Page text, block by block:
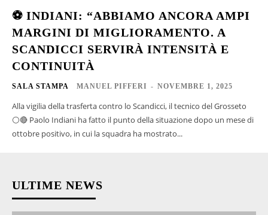
⚽ INDIANI: “ABBIAMO ANCORA AMPI
MARGINI DI MIGLIORAMENTO. A
SCANDICCI SERVIRÀ INTENSITÀ E
CONTINUITÀ
SALA STAMPA MANUEL PIFFERI - NOVEMBRE 1, 2025
Alla vigilia della trasferta contro lo Scandicci, il tecnico del Grosseto
⚪🔴 Paolo Indiani ha fatto il punto della situazione dopo un mese di
ottobre positivo, in cui la squadra ha mostrato...
ULTIME NEWS